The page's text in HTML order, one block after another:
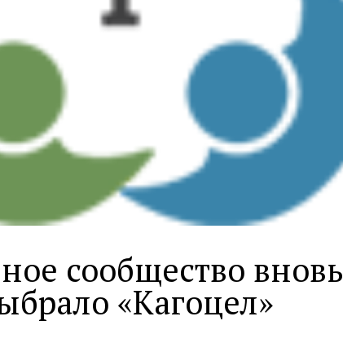
сообщество вновь
«Кагоцел»